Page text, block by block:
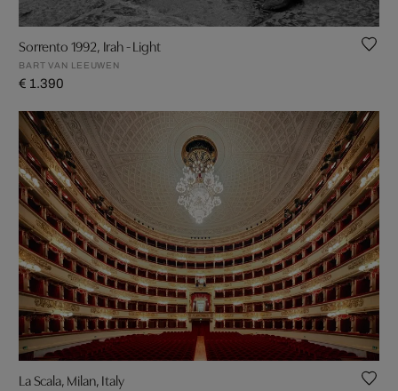
Sorrento 1992, Irah - Light
BART VAN LEEUWEN
€ 1.390
La Scala, Milan, Italy